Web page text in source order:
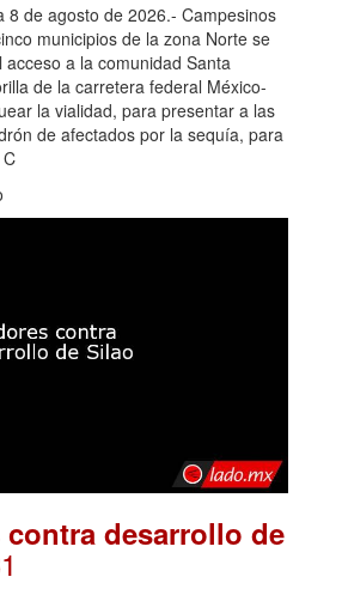
8 de agosto de 2026.- Campesinos
municipios de la zona Norte se
a la comunidad Santa
de la carretera federal México-
la vialidad, para presentar a las
de afectados por la sequía, para
contra desarrollo de